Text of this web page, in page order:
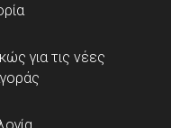
για τις νέες